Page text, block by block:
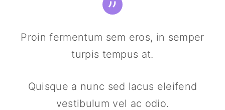
Proin fermentum sem eros, in semper
turpis tempus at.
Quisque a nunc sed lacus eleifend
vestibulum vel ac odio.